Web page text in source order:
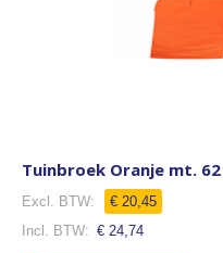
Tuinbroek Oranje mt. 62
€ 20,45
€ 24,74